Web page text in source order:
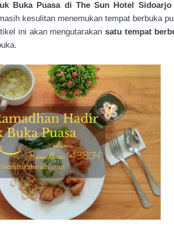
Buka Puasa di The Sun Hotel Sidoarjo
kesulitan menemukan tempat berbuka
ini akan mengutarakansatu tempat